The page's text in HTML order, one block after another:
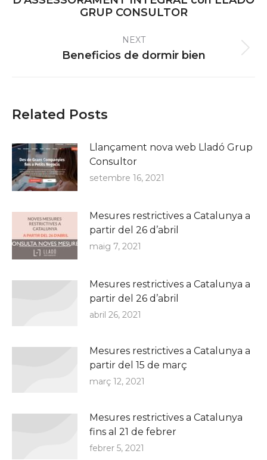
post:
GRUP CONSULTOR
NEXT
Next
Beneficios de dormir bien
Related Posts
Llançament nova web Lladó Grup
Consultor
setembre 16, 2021
Mesures restrictives a Catalunya a
partir del 26 d’abril
maig 7, 2021
Mesures restrictives a Catalunya a
partir del 26 d’abril
abril 26, 2021
Mesures restrictives a Catalunya a
partir del 15 de març
març 12, 2021
Mesures restrictives a Catalunya
fins al 21 de febrer
febrer 5, 2021